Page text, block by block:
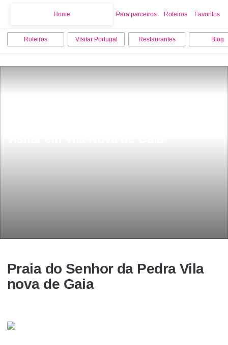
Home Para parceiros Roteiros Favoritos
Roteiros Visitar Portugal Restaurantes Blog
Praia do Senhor da Pedra Vila
nova de Gaia